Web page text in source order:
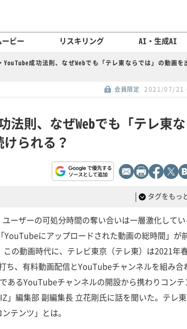
ービー リスキリング AI・生成AI
YouTube成功法則、なぜWebでも「テレ東ならでは」の動画を
会員限定 2021/07/21
法則、なぜWebでも「テレ東
られる？
| タグをもっ
ーザーの可処分時間の奪い合いは一層激化してい
にアップロードされた動画の総時間」が
の動画時代に、テレビ東京（テレ東）は2021年
ち、有料動画配信とYouTubeチャンネルを組み合
あるYouTubeチャンネルの開設から携わりコンテ
」編集部 副編集長 立花剛氏に話を聞いた。テレ
テンツ」とは。